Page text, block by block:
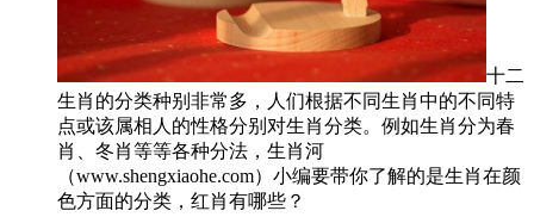
十二
生肖的分类种别非常多，人们根据不同生肖中的不同特
点或该属相人的性格分别对生肖分类。例如生肖分为春
肖、冬肖等等各种分法，生肖河
（www.shengxiaohe.com）小编要带你了解的是生肖在颜
色方面的分类，红肖有哪些？